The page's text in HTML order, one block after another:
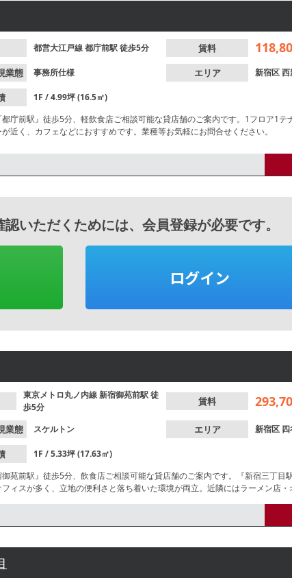
都営大江戸線都庁前駅徒歩5分 賃料
業態 事務所仕様 エリア 新宿区西
1F / 4.99坪 (16.5㎡)
庁前駅』徒歩5分、軽飲食店ご相談可能な貸店舗のご案内です。1フロア1テ
近く、カフェなどにおすすめです。業種等お気軽にお問合せください。
いただくためには、会員登録が必要です。
ログイン
東京メトロ丸ノ内線新宿御苑前駅徒
歩5分
賃料
業態 スケルトン エリア 新宿区
1F / 5.33坪 (17.63㎡)
苑前駅』徒歩5分、飲食店ご相談可能な貸店舗のご案内です。『新宿三丁目
ィスが多く、立地の便利さと落ち着いた環境が両立。近隣にはラーメン店・